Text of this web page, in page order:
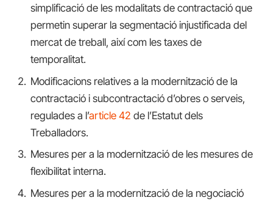
simplificació de les modalitats de contractació que
permetin superar la segmentació injustificada del
mercat de treball, així com les taxes de
temporalitat.
Modificacions relatives a la modernització de la
contractació i subcontractació d’obres o serveis,
regulades a l’article 42 de l’Estatut dels
Treballadors.
Mesures per a la modernització de les mesures de
flexibilitat interna.
Mesures per a la modernització de la negociació